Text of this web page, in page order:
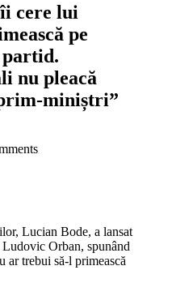
cere lui
pe
nu pleacă
miniștri”
Lucian Bode, a lansat
Orban, spunând
ar trebui să-l primească